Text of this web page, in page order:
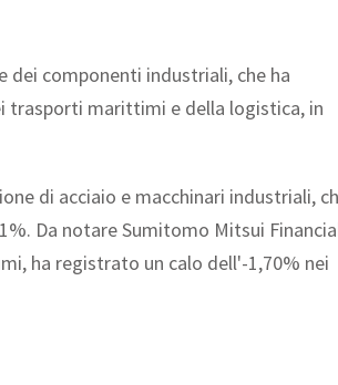
dei componenti industriali, che ha
trasporti marittimi e della logistica, in
di acciaio e macchinari industriali,
Da notare Sumitomo Mitsui
ha registrato un calo dell'-1,70% nei